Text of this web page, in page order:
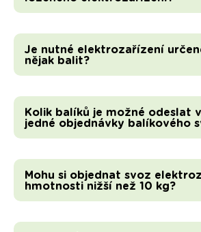
Je nutné elektrozařízení
nějak balit?
Kolik balíků je možné odeslat
jedné objednávky balíkového
Mohu si objednat svoz
hmotnosti nižší než 10 kg?